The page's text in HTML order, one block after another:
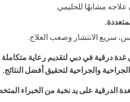
مشابهًا للحليمي.
سريع الانتشار وصعب العلاج.
درقية في دبي لتقديم رعاية
والجراحية لتحقيق أفضل النتائج.
الدرقية على يد نخبة من الخبراء